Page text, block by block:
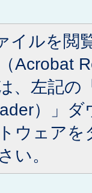
イルを閲
Acrobat
、左記の
）」
ウェア
い。